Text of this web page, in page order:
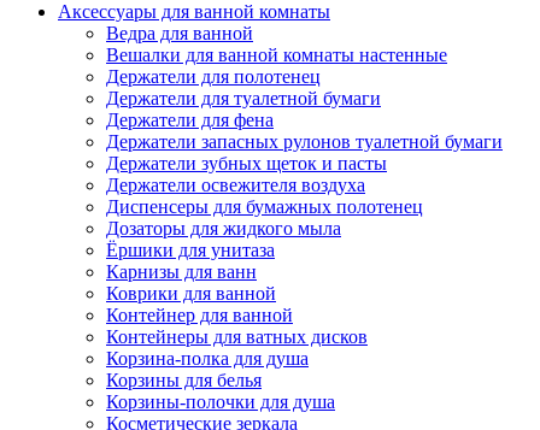
Аксессуары для ванной комнаты
Ведра для ванной
Вешалки для ванной комнаты настенные
Держатели для полотенец
Держатели для туалетной бумаги
Держатели для фена
Держатели запасных рулонов туалетной бумаги
Держатели зубных щеток и пасты
Держатели освежителя воздуха
Диспенсеры для бумажных полотенец
Дозаторы для жидкого мыла
Ёршики для унитаза
Карнизы для ванн
Коврики для ванной
Контейнер для ванной
Контейнеры для ватных дисков
Корзина-полка для душа
Корзины для белья
Корзины-полочки для душа
Косметические зеркала